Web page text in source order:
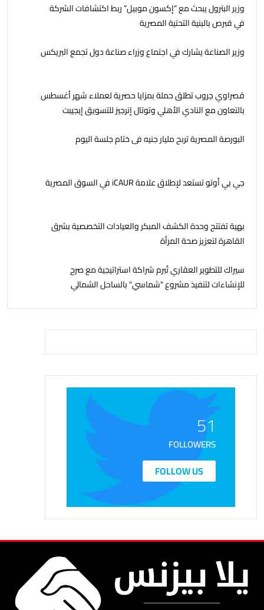
وزير البترول يبحث مع “إكسون موبيل” ربط اكتشافات الشركة
في قبرص بالبنية التحتية المصرية
وزير الصناعة يشارك في اجتماع وزراء صناعة دول تجمع البريكس
قصراوي جروب تطلق حملة بمزايا حصرية لعملاء شهر أغسطس
بالتعاون مع النادي الأهلي وتوتال إنرجيز للتسويق إيجيبت
البورصة المصرية تربح مليار جنيه فى ختام جلسة اليوم
جي بي أوتو تستعد لإطلاق علامة iCAUR في السوق المصرية
بهية تفتتح وحدة الكشف المبكر والعيادات التخصصية بشرق
القاهرة لتعزيز صحة المرأة
سيراك للتطوير العقاري تُبرم شراكة استراتيجية مع صرح
للإنشاءات لتنفيذ مشروع "شماسي" بالساحل الشمالي
51
FOLLOWERS
FOLLOW US